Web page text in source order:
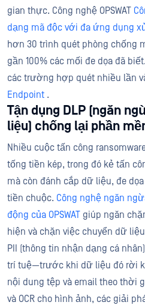
gian thực. Công nghệ OPSWAT
dạng mã độc với đa ứng dụng
hơn 30 trình quét phòng chống
gần 100% các mối đe dọa đã
các trường hợp quét nhiều lần
Endpoint .
Tận dụng DLP (ngăn
liệu) chống lại phần
Nhiều cuộc tấn công
tống tiền kép, trong đó kẻ tấn
mà còn đánh cắp dữ liệu, đe
tiền chuộc. Công nghệ ngăn
động của OPSWAT giúp ngăn
hiện và chặn việc chuyển dữ
PII (thông tin nhận dạng cá
trí tuệ—trước khi dữ liệu đó rời
nội dung tệp và email theo thời
và OCR cho hình ảnh, các giải